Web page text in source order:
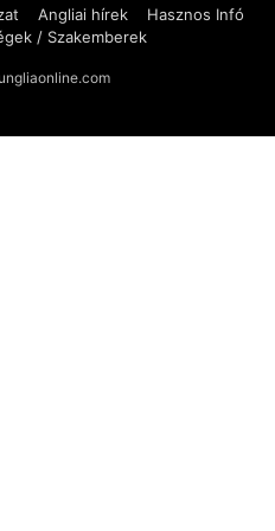
Angliai hírek
Hasznos Infó
/ Szakemberek